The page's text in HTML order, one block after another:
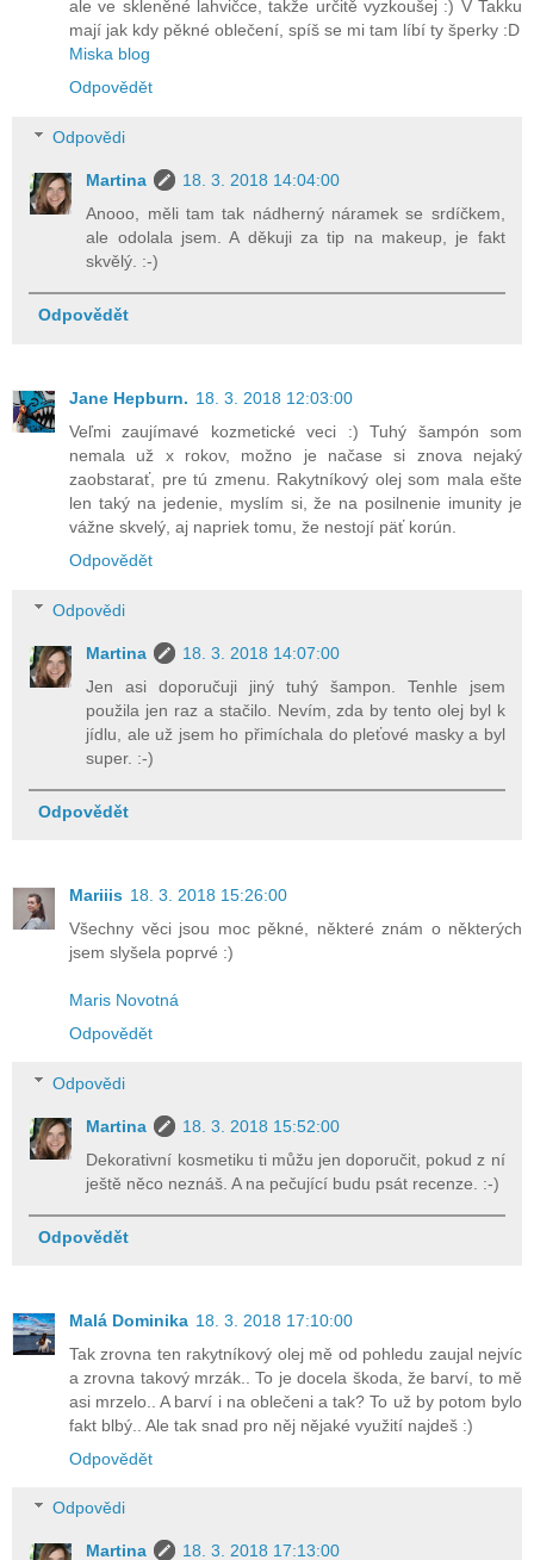
ale ve skleněné lahvičce, takže určitě vyzkoušej :) V Takku
mají jak kdy pěkné oblečení, spíš se mi tam líbí ty šperky :D
Miska blog
Odpovědět
Odpovědi
Martina
18. 3. 2018 14:04:00
Anooo, měli tam tak nádherný náramek se srdíčkem,
ale odolala jsem. A děkuji za tip na makeup, je fakt
skvělý. :-)
Odpovědět
Jane Hepburn. 18. 3. 2018 12:03:00
Veľmi zaujímavé kozmetické veci :) Tuhý šampón som
nemala už x rokov, možno je načase si znova nejaký
zaobstarať, pre tú zmenu. Rakytníkový olej som mala ešte
len taký na jedenie, myslím si, že na posilnenie imunity je
vážne skvelý, aj napriek tomu, že nestojí päť korún.
Odpovědět
Odpovědi
Martina
18. 3. 2018 14:07:00
Jen asi doporučuji jiný tuhý šampon. Tenhle jsem
použila jen raz a stačilo. Nevím, zda by tento olej byl k
jídlu, ale už jsem ho přimíchala do pleťové masky a byl
super. :-)
Odpovědět
Mariiis 18. 3. 2018 15:26:00
Všechny věci jsou moc pěkné, některé znám o některých
jsem slyšela poprvé :)
Maris Novotná
Odpovědět
Odpovědi
Martina
18. 3. 2018 15:52:00
Dekorativní kosmetiku ti můžu jen doporučit, pokud z ní
ještě něco neznáš. A na pečující budu psát recenze. :-)
Odpovědět
Malá Dominika 18. 3. 2018 17:10:00
Tak zrovna ten rakytníkový olej mě od pohledu zaujal nejvíc
a zrovna takový mrzák.. To je docela škoda, že barví, to mě
asi mrzelo.. A barví i na oblečeni a tak? To už by potom bylo
fakt blbý.. Ale tak snad pro něj nějaké využití najdeš :)
Odpovědět
Odpovědi
Martina
18. 3. 2018 17:13:00